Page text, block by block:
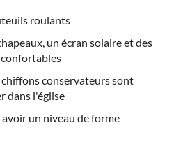
roulants
un écran solaire et des
confortables
conservateurs sont
dans l'église
un niveau de forme